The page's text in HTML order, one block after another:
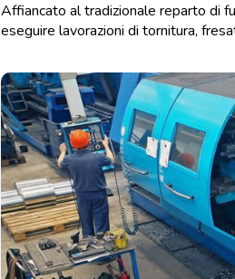
Affiancato al tradizionale reparto di
eseguire lavorazioni di tornitura,